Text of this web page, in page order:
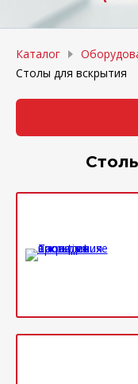
Каталог
Столы для вскрытия